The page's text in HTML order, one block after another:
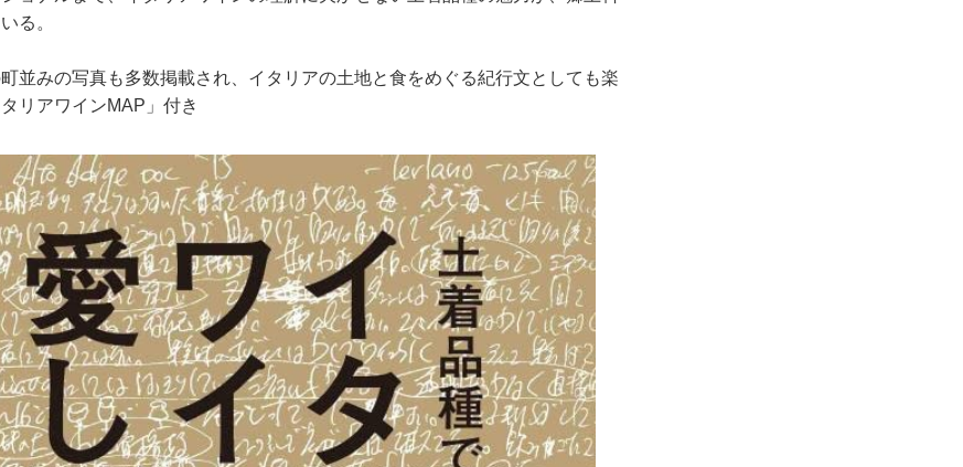
る。
並みの写真も多数掲載され、イタリアの土地と食をめぐる紀行文としても楽
リアワインMAP」付き